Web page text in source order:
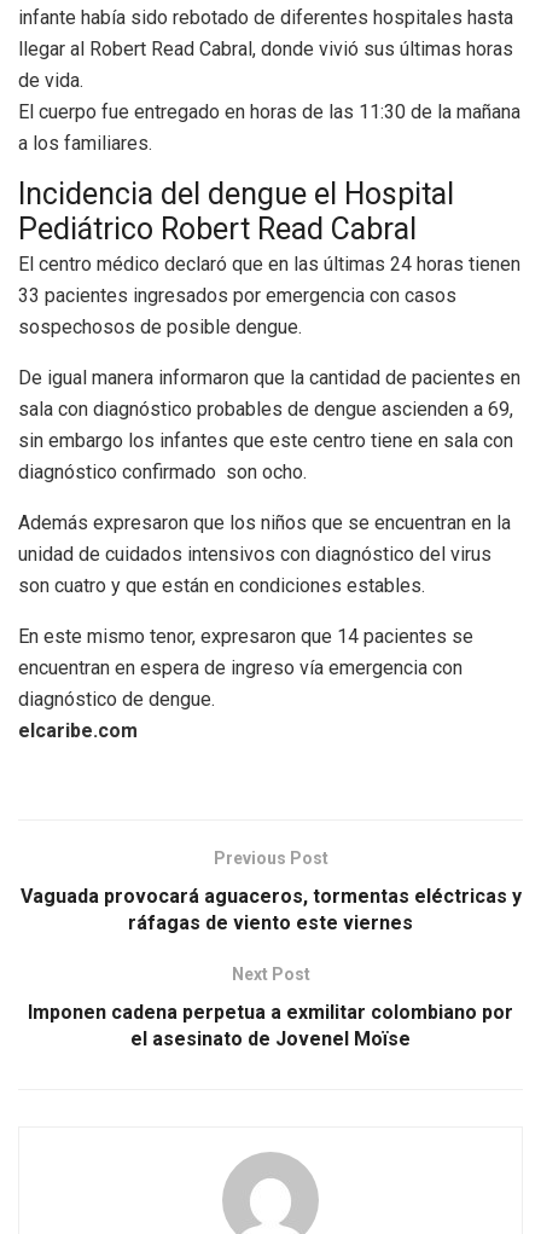
infante había sido rebotado de diferentes hospitales hasta
llegar al Robert Read Cabral, donde vivió sus últimas horas
de vida.
El cuerpo fue entregado en horas de las 11:30 de la mañana
a los familiares.
Incidencia del dengue el Hospital
Pediátrico Robert Read Cabral
El centro médico declaró que en las últimas 24 horas tienen
33 pacientes ingresados por emergencia con casos
sospechosos de posible dengue.
De igual manera informaron que la cantidad de pacientes en
sala con diagnóstico probables de dengue ascienden a 69,
sin embargo los infantes que este centro tiene en sala con
diagnóstico confirmado son ocho.
Además expresaron que los niños que se encuentran en la
unidad de cuidados intensivos con diagnóstico del virus
son cuatro y que están en condiciones estables.
En este mismo tenor, expresaron que 14 pacientes se
encuentran en espera de ingreso vía emergencia con
diagnóstico de dengue.
elcaribe.com
Previous Post
Vaguada provocará aguaceros, tormentas eléctricas y
ráfagas de viento este viernes
Next Post
Imponen cadena perpetua a exmilitar colombiano por
el asesinato de Jovenel Moïse